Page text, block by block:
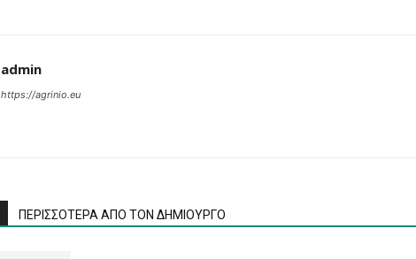
admin
https://agrinio.eu
ΠΕΡΙΣΣΟΤΕΡΑ ΑΠΟ ΤΟΝ ΔΗΜΙΟΥΡΓΟ